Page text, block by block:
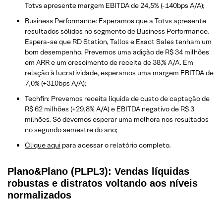
Totvs apresente margem EBITDA de 24,5% (-140bps A/A);
Business Performance: Esperamos que a Totvs apresente
resultados sólidos no segmento de Business Performance.
Espera-se que RD Station, Tallos e Exact Sales tenham um
bom desempenho. Prevemos uma adição de R$ 34 milhões
em ARR e um crescimento de receita de 38,% A/A. Em
relação à lucratividade, esperamos uma margem EBITDA de
7,0% (+310bps A/A);
Techfin: Prevemos receita líquida de custo de captação de
R$ 62 milhões (+29,8% A/A) e EBITDA negativo de R$ 3
milhões. Só devemos esperar uma melhora nos resultados
no segundo semestre do ano;
Clique aqui para acessar o relatório completo.
Plano&Plano (PLPL3): Vendas líquidas
robustas e distratos voltando aos níveis
normalizados